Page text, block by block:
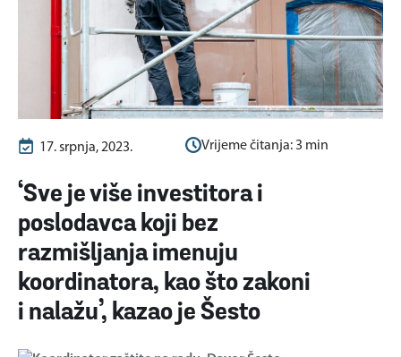
17. srpnja, 2023. Vrijeme čitanja: 3 min
‘Sve je više investitora i
poslodavca koji bez
razmišljanja imenuju
koordinatora, kao što zakoni
i nalažu’, kazao je Šesto